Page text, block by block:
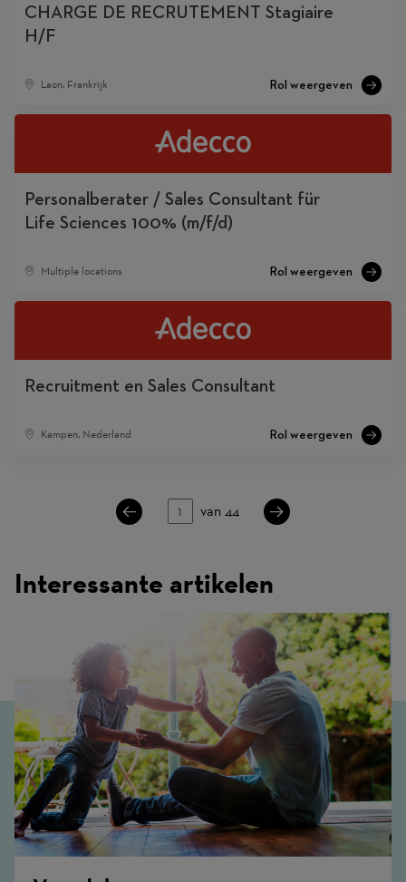
CHARGE DE RECRUTEMENT Stagiaire
H/F
Laon, Frankrijk
Personalberater / Sales Consultant für
Life Sciences 100% (m/f/d)
Multiple locations
Recruitment en Sales Consultant
Kampen, Nederland
Paginavan 44
Interessante artikelen